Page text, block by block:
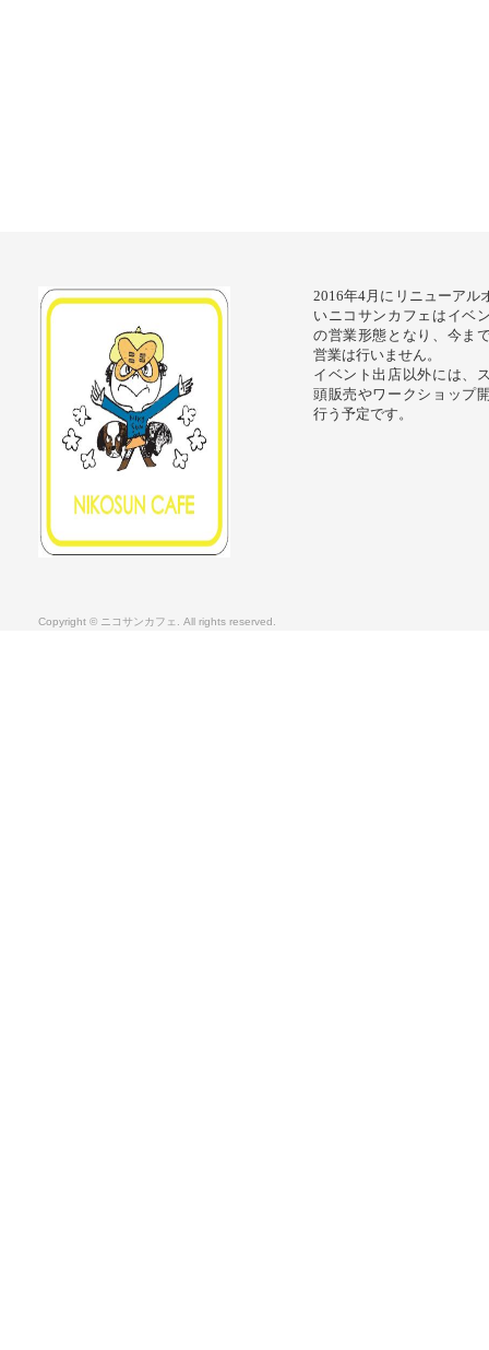
2016年4月にリニューアル
いニコサンカフェはイベ
の営業形態となり、今ま
営業は行いません。
イベント出店以外には、
頭販売やワークショップ
行う予定です。
Copyright © ニコサンカフェ. All rights reserved.